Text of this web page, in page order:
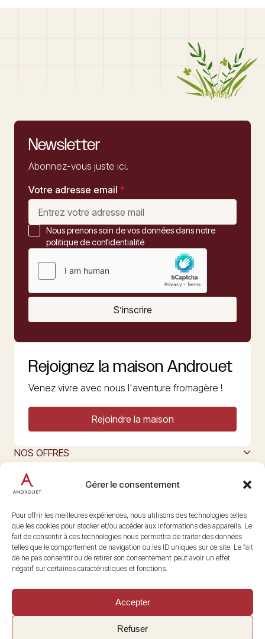
Gérer le consentement
Pour offrir les meilleures expériences, nous utilisons des technologies telles
que les cookies pour stocker et/ou accéder aux informations des appareils. Le
fait de consentir à ces technologies nous permettra de traiter des données
telles que le comportement de navigation ou les ID uniques sur ce site. Le fait
de ne pas consentir ou de retirer son consentement peut avoir un effet
négatif sur certaines caractéristiques et fonctions.
Accepter
Refuser
Newsletter
Abonnez-vous juste ici.
Votre adresse email *
Nous prenons soin de vos données dans notre
politique de confidentialité
S’inscrire
Rejoignez la maison Androuet
Venez vivre avec nous l'aventure fromagère !
Rejoindre la maison
NOS OFFRES
L’ART DU FROMAGE
Nous suivre
@maisonandrouet
Copyright © 2026 Androuet
Site parMake the Grade